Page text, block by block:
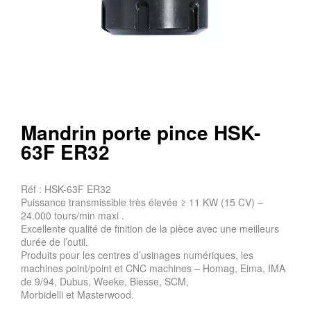
Mandrin porte pince HSK-
63F ER32
Réf : HSK-63F ER32
Puissance transmissible très élevée ≥ 11 KW (15 CV) –
24.000 tours/min maxi .
Excellente qualité de finition de la pièce avec une meilleurs
durée de l’outil.
Produits pour les centres d’usinages numériques, les
machines point/point et CNC machines – Homag, Eima, IMA
de 9/94, Dubus, Weeke, Biesse, SCM,
Morbidelli et Masterwood.